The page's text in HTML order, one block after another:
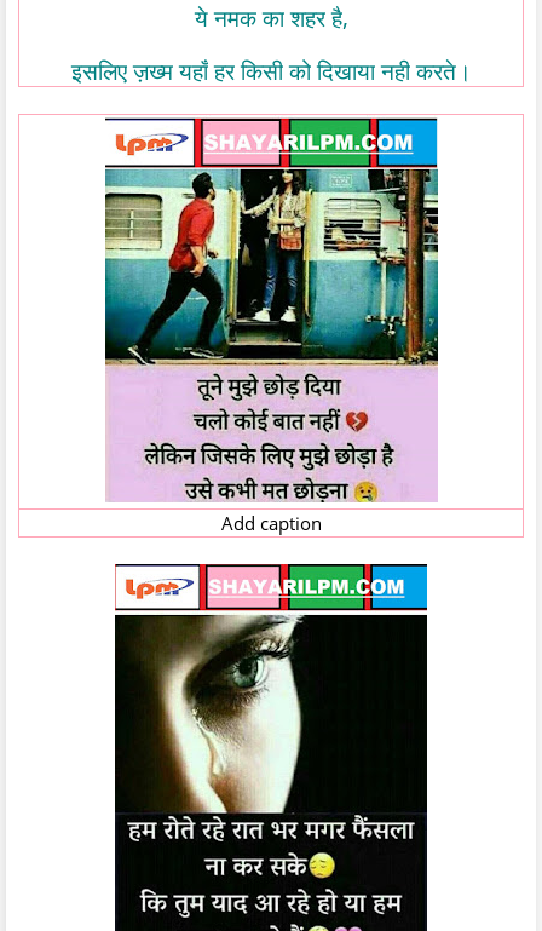
ये नमक का शहर है,
इसलिए ज़ख्म यहाँ हर किसी को दिखाया नही करते।
Add caption